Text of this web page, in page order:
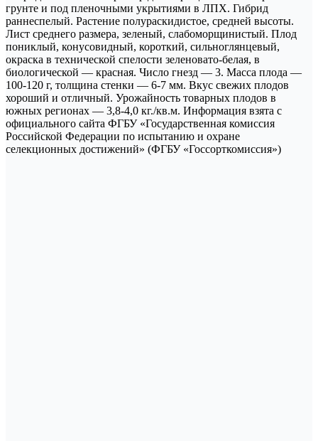
грунте и под пленочными укрытиями в ЛПХ. Гибрид
раннеспелый. Растение полураскидистое, средней высоты.
Лист среднего размера, зеленый, слабоморщинистый. Плод
пониклый, конусовидный, короткий, сильноглянцевый,
окраска в технической спелости зеленовато-белая, в
биологической — красная. Число гнезд — 3. Масса плода —
100-120 г, толщина стенки — 6-7 мм. Вкус свежих плодов
хороший и отличный. Урожайность товарных плодов в
южных регионах — 3,8-4,0 кг./кв.м. Информация взята с
официального сайта ФГБУ «Государственная комиссия
Российской Федерации по иcпытанию и охране
селекционных достижений» (ФГБУ «Госсорткомиссия»)